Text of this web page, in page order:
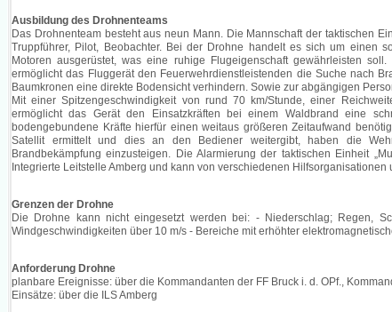
Ausbildung des Drohnenteams
Das Drohnenteam besteht aus neun Mann. Die Mannschaft der taktischen
Truppführer, Pilot, Beobachter. Bei der Drohne handelt es sich um einen
Motoren ausgerüstet, was eine ruhige Flugeigenschaft gewährleisten
ermöglicht das Fluggerät den Feuerwehrdienstleistenden die Suche nach
Baumkronen eine direkte Bodensicht verhindern. Sowie zur abgängigen
Mit einer Spitzengeschwindigkeit von rund 70 km/Stunde, einer
ermöglicht das Gerät den Einsatzkräften bei einem Waldbrand eine
bodengebundene Kräfte hierfür einen weitaus größeren Zeitaufwand
Satellit ermittelt und dies an den Bediener weitergibt, haben die
Brandbekämpfung einzusteigen. Die Alarmierung der taktischen Einheit
Integrierte Leitstelle Amberg und kann von verschiedenen
Grenzen der Drohne
Die Drohne kann nicht eingesetzt werden bei: - Niederschlag; Regen,
Windgeschwindigkeiten über 10 m/s - Bereiche mit erhöhter
Anforderung Drohne
planbare Ereignisse: über die Kommandanten der FF Bruck i. d. OPf.,
Einsätze: über die ILS Amberg